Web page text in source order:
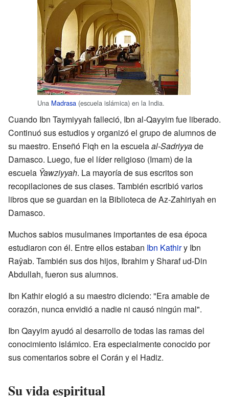
Una Madrasa (escuela islámica) en la India.
Cuando Ibn Taymiyyah falleció, Ibn al-Qayyim fue liberado.
Continuó sus estudios y organizó el grupo de alumnos de
su maestro. Enseñó Fiqh en la escuelaal-Sadriyyade
Damasco. Luego, fue el líder religioso (Imam) de la
escuela Ŷawziyyah. La mayoría de sus escritos son
recopilaciones de sus clases. También escribió varios
libros que se guardan en la Biblioteca de Az-Zahiriyah en
Damasco.
Muchos sabios musulmanes importantes de esa época
estudiaron con él. Entre ellos estaban Ibn Kathiry Ibn
Raŷab. También sus dos hijos, Ibrahim y Sharaf ud-Din
Abdullah, fueron sus alumnos.
Ibn Kathir elogió a su maestro diciendo: "Era amable de
corazón, nunca envidió a nadie ni causó ningún mal".
Ibn Qayyim ayudó al desarrollo de todas las ramas del
conocimiento islámico. Era especialmente conocido por
sus comentarios sobre el Corán y el Hadiz.
Su vida espiritual